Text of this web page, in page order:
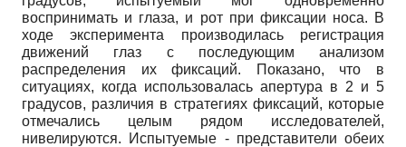
воспринимать и глаза, и рот при фиксации носа. В
ходе эксперимента производилась регистрация
движений глаз с последующим анализом
распределения их фиксаций. Показано, что в
ситуациях, когда использовалась апертура в 2 и 5
градусов, различия в стратегиях фиксаций, которые
отмечались целым рядом исследователей,
нивелируются. Испытуемые - представители обеих